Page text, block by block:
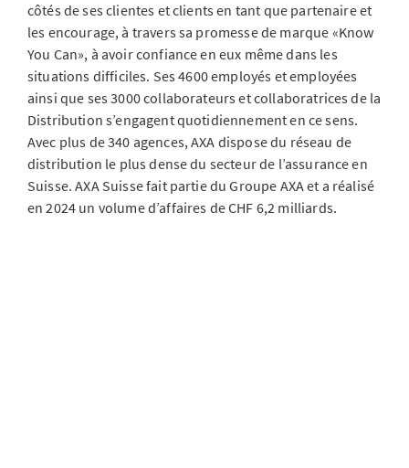
côtés de ses clientes et clients en tant que partenaire et
les encourage, à travers sa promesse de marque «Know
You Can», à avoir confiance en eux même dans les
situations difficiles. Ses 4600 employés et employées
ainsi que ses 3000 collaborateurs et collaboratrices de la
Distribution s’engagent quotidiennement en ce sens.
Avec plus de 340 agences, AXA dispose du réseau de
distribution le plus dense du secteur de l’assurance en
Suisse. AXA Suisse fait partie du Groupe AXA et a réalisé
en 2024 un volume d’affaires de CHF 6,2 milliards.